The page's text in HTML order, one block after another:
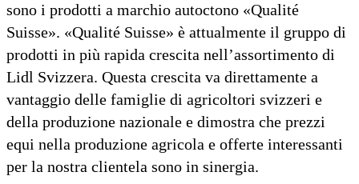
sono i prodotti a marchio autoctono «Qualité
Suisse». «Qualité Suisse» è attualmente il gruppo di
prodotti in più rapida crescita nell’assortimento di
Lidl Svizzera. Questa crescita va direttamente a
vantaggio delle famiglie di agricoltori svizzeri e
della produzione nazionale e dimostra che prezzi
equi nella produzione agricola e offerte interessanti
per la nostra clientela sono in sinergia.